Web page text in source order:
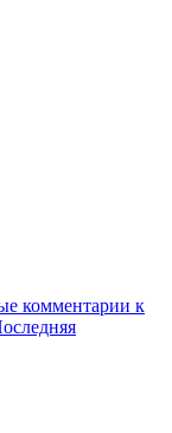
комментарии к